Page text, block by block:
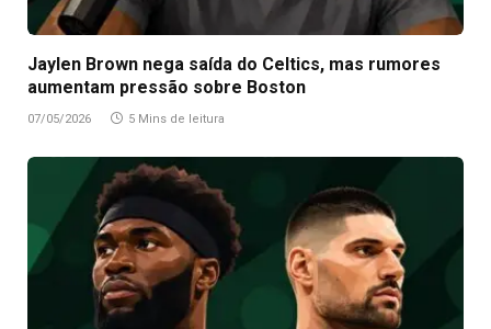
Jaylen Brown nega saída do Celtics, mas rumores
aumentam pressão sobre Boston
07/05/2026 5 Mins de leitura